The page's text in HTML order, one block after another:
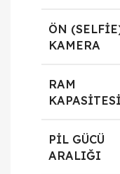
ÖN
KAMERA
RAM
PIL GÜCÜ
ARALIĞI